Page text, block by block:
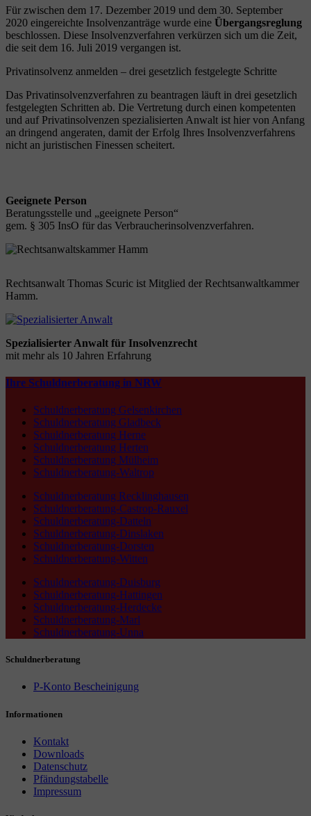
Für zwischen dem 17. Dezember 2019 und dem 30. September
2020 eingereichte Insolvenzanträge wurde eine Übergangsreglung
beschlossen. Diese Insolvenzverfahren verkürzen sich um die Zeit,
die seit dem 16. Juli 2019 vergangen ist.
Privatinsolvenz anmelden – drei gesetzlich festgelegte Schritte
Das Privatinsolvenzverfahren zu beantragen läuft in drei gesetzlich
festgelegten Schritten ab. Die Vertretung durch einen kompetenten
und auf Privatinsolvenzen spezialisierten Anwalt ist hier von Anfang
an dringend angeraten, damit der Erfolg Ihres Insolvenzverfahrens
nicht an juristischen Finessen scheitert.
Geeignete Person
Beratungsstelle und „geeignete Person“
gem. § 305 InsO für das Verbraucherinsolvenzverfahren.
Rechtsanwalt Thomas Scuric ist Mitglied der Rechtsanwaltkammer
Hamm.
Spezialisierter Anwalt für Insolvenzrecht
mit mehr als 10 Jahren Erfahrung
Ihre Schuldnerberatung in NRW
Schuldnerberatung Gelsenkirchen
Schuldnerberatung Gladbeck
Schuldnerberatung Herne
Schuldnerberatung Herten
Schuldnerberatung Mülheim
Schuldnerberatung-Waltrop
Schuldnerberatung Recklinghausen
Schuldnerberatung-Castrop-Rauxel
Schuldnerberatung-Datteln
Schuldnerberatung-Dinslaken
Schuldnerberatung-Dorsten
Schuldnerberatung-Witten
Schuldnerberatung-Duisburg
Schuldnerberatung-Hattingen
Schuldnerberatung-Herdecke
Schuldnerberatung-Marl
Schuldnerberatung-Unna
Schuldnerberatung
P-Konto Bescheinigung
Informationen
Kontakt
Downloads
Datenschutz
Pfändungstabelle
Impressum